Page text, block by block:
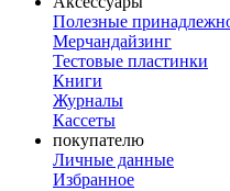
Полезные
Мерчандайзинг
Тестовые пластинки
Книги
Журналы
Кассеты
покупателю
Личные данные
Избранное